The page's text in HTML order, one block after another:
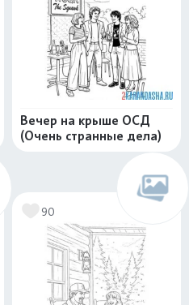
Вечер на крыше ОСД
(Очень странные дела)
90